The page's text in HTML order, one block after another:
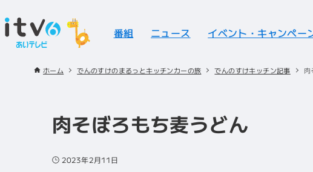
番組 ニュース イベント・キャンペー
ホーム でんのすけのまるっとキッチンカーの旅 でんのすけキッチン記事 肉
肉そぼろもち麦うどん
2023年2月11日